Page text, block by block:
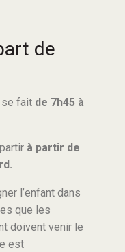
de
se fait de 7h45 à
à partir de
l’enfant dans
que les
doivent venir le
est